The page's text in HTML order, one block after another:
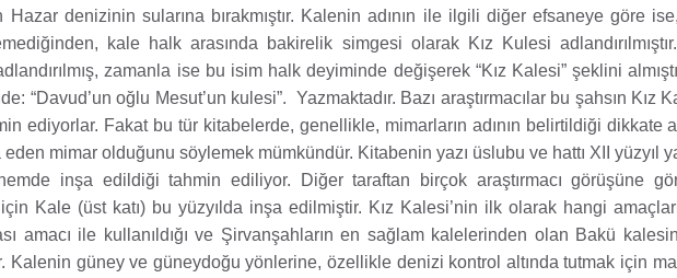
denizinin sularına bırakmıştır. Kalenin adının ile ilgili diğer efsaneye göre
kale halk arasında bakirelik simgesi olarak Kız Kulesi
zamanla ise bu isim halk deyiminde değişerek “Kız Kalesi” şeklini
“Davud’un oğlu Mesut’un kulesi”. Yazmaktadır. Bazı araştırmacılar bu şahsın Kız
ediyorlar. Fakat bu tür kitabelerde, genellikle, mimarların adının belirtildiği dikkate
mimar olduğunu söylemek mümkündür. Kitabenin yazı üslubu ve hattı XII yüzyıl
inşa edildiği tahmin ediliyor. Diğer taraftan birçok araştırmacı görüşüne
için Kale (üst katı) bu yüzyılda inşa edilmiştir. Kız Kalesi’nin ilk olarak hangi
amacı ile kullanıldığı ve Şirvanşahların en sağlam kalelerinden olan Bakü
Kalenin güney ve güneydoğu yönlerine, özellikle denizi kontrol altında tutmak için